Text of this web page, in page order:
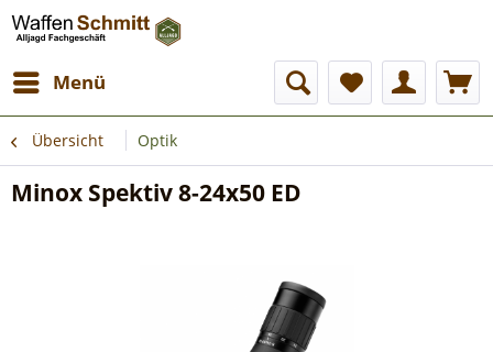
Menü
Übersicht Optik
Minox Spektiv 8-24x50 ED